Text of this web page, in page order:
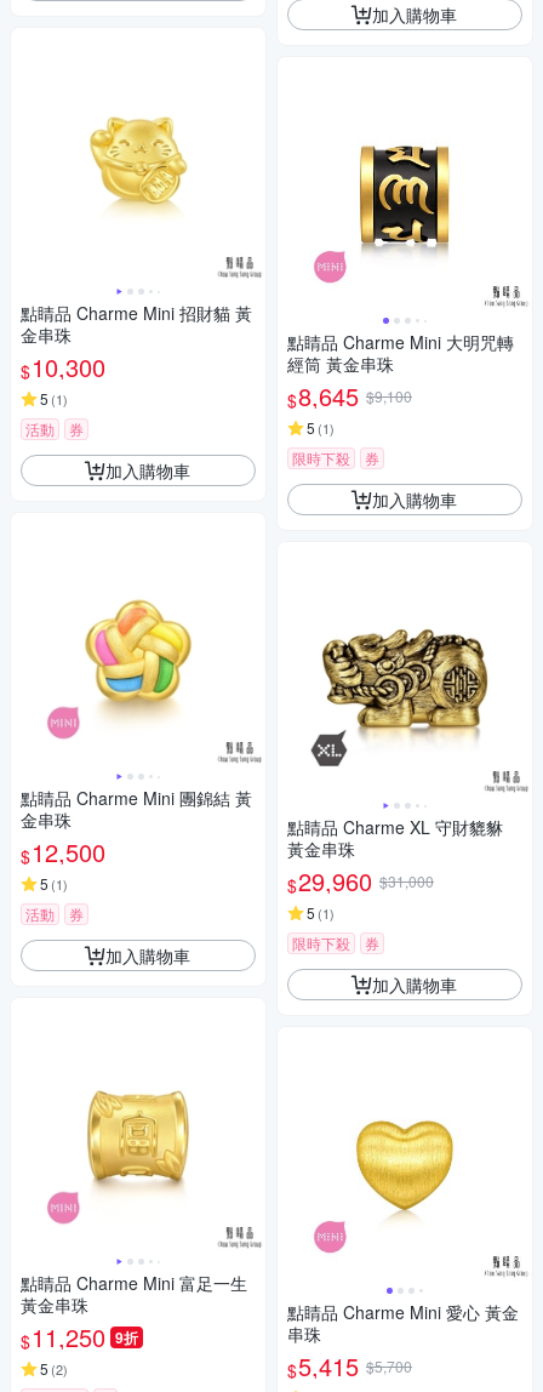
點睛品 Charme Mini 招財貓 黃
金串珠
$10,300
5 (1)
活動 券
加入購物車
點睛品 Charme Mini 團錦結 黃
金串珠
$12,500
5 (1)
活動 券
加入購物車
點睛品 Charme Mini 富足一生
黃金串珠
$11,250 9折
5 (2)
加入購物車
點睛品 Charme Mini 大明咒轉
經筒 黃金串珠
$8,645 $9,100
5 (1)
限時下殺 券
加入購物車
點睛品 Charme XL 守財貔貅
黃金串珠
$29,960 $31,000
5 (1)
限時下殺 券
加入購物車
點睛品 Charme Mini 愛心 黃金
串珠
$5,415 $5,700